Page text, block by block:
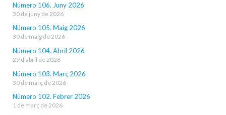
Número 106. Juny 2026
30 de juny de 2026
Número 105. Maig 2026
30 de maig de 2026
Número 104. Abril 2026
29 d'abril de 2026
Número 103. Març 2026
30 de març de 2026
Número 102. Febrer 2026
1 de març de 2026